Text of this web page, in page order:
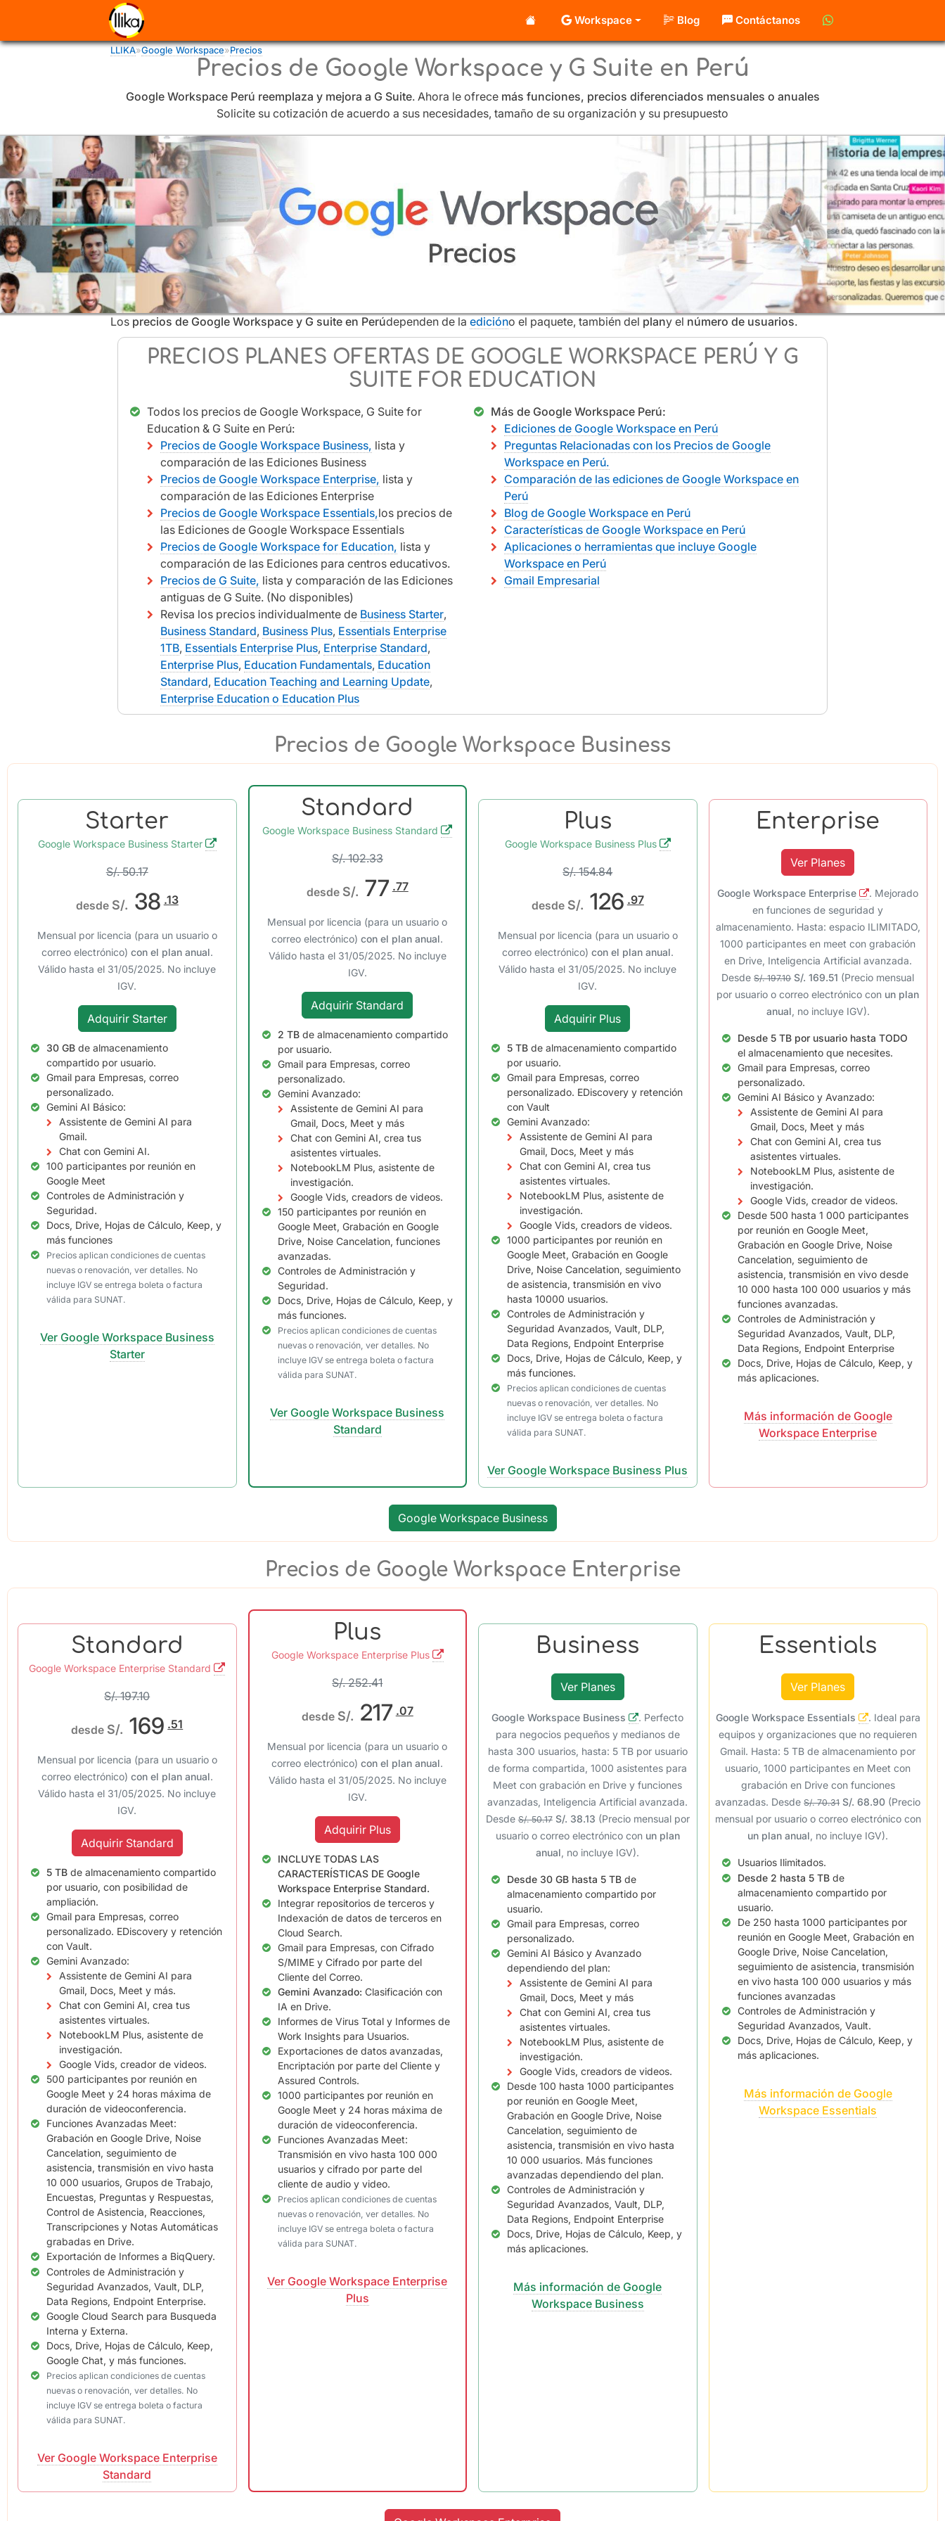
Pasar al contenido principal
Workspace Blog Contáctanos
Usted está aquí
LLIKA»Google Workspace»Precios
Precios de Google Workspace y G Suite en Perú
Google Workspace Perú reemplaza y mejora a G Suite. Ahora le ofrece más funciones, precios diferenciados mensuales o anuales
Solicite su cotización de acuerdo a sus necesidades, tamaño de su organización y su presupuesto
Los precios de Google Workspace y G suite en Perúdependen de la edicióno el paquete, también del plany el número de usuarios.
PRECIOS PLANES OFERTAS DE GOOGLE WORKSPACE PERÚ Y G
SUITE FOR EDUCATION
Todos los precios de Google Workspace, G Suite for
Education & G Suite en Perú:
Precios de Google Workspace Business, lista y
comparación de las Ediciones Business
Precios de Google Workspace Enterprise, lista y
comparación de las Ediciones Enterprise
Precios de Google Workspace Essentials,los precios de
las Ediciones de Google Workspace Essentials
Precios de Google Workspace for Education, lista y
comparación de las Ediciones para centros educativos.
Precios de G Suite, lista y comparación de las Ediciones
antiguas de G Suite. (No disponibles)
Revisa los precios individualmente de Business Starter,
Business Standard, Business Plus, Essentials Enterprise
1TB, Essentials Enterprise Plus, Enterprise Standard,
Enterprise Plus, Education Fundamentals, Education
Standard, Education Teaching and Learning Update,
Enterprise Education o Education Plus
Más de Google Workspace Perú:
Ediciones de Google Workspace en Perú
Preguntas Relacionadas con los Precios de Google
Workspace en Perú.
Comparación de las ediciones de Google Workspace en
Perú
Blog de Google Workspace en Perú
Características de Google Workspace en Perú
Aplicaciones o herramientas que incluye Google
Workspace en Perú
Gmail Empresarial
Precios de Google Workspace Business
Starter
Google Workspace Business Starter
S/. 50.17
desdeS/. 38 .13
Mensual por licencia (para un usuario o
correo electrónico) con el plan anual.
Válido hasta el 31/05/2025. No incluye
IGV.
Adquirir Starter
30 GB de almacenamiento
compartido por usuario.
Gmail para Empresas, correo
personalizado.
Gemini AI Básico:
Assistente de Gemini AI para
Gmail.
Chat con Gemini AI.
100 participantes por reunión en
Google Meet
Controles de Administración y
Seguridad.
Docs, Drive, Hojas de Cálculo, Keep, y
más funciones
Precios aplican condiciones de cuentas
nuevas o renovación, ver detalles. No
incluye IGV se entrega boleta o factura
válida para SUNAT.
Ver Google Workspace Business
Starter
Standard
Google Workspace Business Standard
S/. 102.33
desdeS/. 77 .77
Mensual por licencia (para un usuario o
correo electrónico)con el plan anual.
Válido hasta el 31/05/2025. No incluye
IGV.
Adquirir Standard
2 TBde almacenamiento compartido
por usuario.
Gmail para Empresas, correo
personalizado.
Gemini Avanzado:
Assistente de Gemini AI para
Gmail, Docs, Meet y más
Chat con Gemini AI, crea tus
asistentes virtuales.
NotebookLM Plus, asistente de
investigación.
Google Vids, creadors de videos.
150 participantes por reunión en
Google Meet, Grabación en Google
Drive, Noise Cancelation, funciones
avanzadas.
Controles de Administración y
Seguridad.
Docs, Drive, Hojas de Cálculo, Keep, y
más funciones.
Precios aplican condiciones de cuentas
nuevas o renovación, ver detalles. No
incluye IGV se entrega boleta o factura
válida para SUNAT.
Ver Google Workspace Business
Standard
Plus
Google Workspace Business Plus
S/. 154.84
desdeS/. 126 .97
Mensual por licencia (para un usuario o
correo electrónico) con el plan anual.
Válido hasta el 31/05/2025. No incluye
IGV.
Adquirir Plus
5 TB de almacenamiento compartido
por usuario.
Gmail para Empresas, correo
personalizado. EDiscovery y retención
con Vault
Gemini Avanzado:
Assistente de Gemini AI para
Gmail, Docs, Meet y más
Chat con Gemini AI, crea tus
asistentes virtuales.
NotebookLM Plus, asistente de
investigación.
Google Vids, creadors de videos.
1000 participantes por reunión en
Google Meet, Grabación en Google
Drive, Noise Cancelation, seguimiento
de asistencia, transmisión en vivo
hasta 10000 usuarios.
Controles de Administración y
Seguridad Avanzados, Vault, DLP,
Data Regions, Endpoint Enterprise
Docs, Drive, Hojas de Cálculo, Keep, y
más funciones.
Precios aplican condiciones de cuentas
nuevas o renovación, ver detalles. No
incluye IGV se entrega boleta o factura
válida para SUNAT.
Ver Google Workspace Business Plus
Enterprise
Ver Planes
Google Workspace Enterprise . Mejorado
en funciones de seguridad y
almacenamiento. Hasta: espacio ILIMITADO,
1000 participantes en meet con grabación
en Drive, Inteligencia Artificial avanzada.
Desde S/. 197.10 S/. 169.51 (Precio mensual
por usuario o correo electrónico con un plan
anual, no incluye IGV).
Desde 5 TB por usuario hasta TODO
el almacenamiento que necesites.
Gmail para Empresas, correo
personalizado.
Gemini AI Básico y Avanzado:
Assistente de Gemini AI para
Gmail, Docs, Meet y más
Chat con Gemini AI, crea tus
asistentes virtuales.
NotebookLM Plus, asistente de
investigación.
Google Vids, creador de videos.
Desde 500 hasta 1 000 participantes
por reunión en Google Meet,
Grabación en Google Drive, Noise
Cancelation, seguimiento de
asistencia, transmisión en vivo desde
10 000 hasta 100 000 usuarios y más
funciones avanzadas.
Controles de Administración y
Seguridad Avanzados, Vault, DLP,
Data Regions, Endpoint Enterprise
Docs, Drive, Hojas de Cálculo, Keep, y
más aplicaciones.
Más información de Google
Workspace Enterprise
Google Workspace Business
Precios de Google Workspace Enterprise
Standard
Google Workspace Enterprise Standard
S/. 197.10
desde S/. 169 .51
Mensual por licencia (para un usuario o
correo electrónico) con el plan anual.
Válido hasta el 31/05/2025. No incluye
IGV.
Adquirir Standard
5 TB de almacenamiento compartido
por usuario, con posibilidad de
ampliación.
Gmail para Empresas, correo
personalizado. EDiscovery y retención
con Vault.
Gemini Avanzado:
Assistente de Gemini AI para
Gmail, Docs, Meet y más.
Chat con Gemini AI, crea tus
asistentes virtuales.
NotebookLM Plus, asistente de
investigación.
Google Vids, creador de videos.
500 participantes por reunión en
Google Meet y 24 horas máxima de
duración de videoconferencia.
Funciones Avanzadas Meet:
Grabación en Google Drive, Noise
Cancelation, seguimiento de
asistencia, transmisión en vivo hasta
10 000 usuarios, Grupos de Trabajo,
Encuestas, Preguntas y Respuestas,
Control de Asistencia, Reacciones,
Transcripciones y Notas Automáticas
grabadas en Drive.
Exportación de Informes a BiqQuery.
Controles de Administración y
Seguridad Avanzados, Vault, DLP,
Data Regions, Endpoint Enterprise.
Google Cloud Search para Busqueda
Interna y Externa.
Docs, Drive, Hojas de Cálculo, Keep,
Google Chat, y más funciones.
Precios aplican condiciones de cuentas
nuevas o renovación, ver detalles. No
incluye IGV se entrega boleta o factura
válida para SUNAT.
Ver Google Workspace Enterprise
Standard
Plus
Google Workspace Enterprise Plus
S/. 252.41
desdeS/. 217 .07
Mensual por licencia (para un usuario o
correo electrónico)con el plan anual.
Válido hasta el 31/05/2025. No incluye
IGV.
Adquirir Plus
INCLUYE TODAS LAS
CARACTERÍSTICAS DE Google
Workspace Enterprise Standard.
Integrar repositorios de terceros y
Indexación de datos de terceros en
Cloud Search.
Gmail para Empresas, con Cifrado
S/MIME y Cifrado por parte del
Cliente del Correo.
Gemini Avanzado: Clasificación con
IA en Drive.
Informes de Virus Total y Informes de
Work Insights para Usuarios.
Exportaciones de datos avanzadas,
Encriptación por parte del Cliente y
Assured Controls.
1000 participantes por reunión en
Google Meet y 24 horas máxima de
duración de videoconferencia.
Funciones Avanzadas Meet:
Transmisión en vivo hasta 100 000
usuarios y cifrado por parte del
cliente de audio y video.
Precios aplican condiciones de cuentas
nuevas o renovación, ver detalles. No
incluye IGV se entrega boleta o factura
válida para SUNAT.
Ver Google Workspace Enterprise
Plus
Business
Ver Planes
Google Workspace Business . Perfecto
para negocios pequeños y medianos de
hasta 300 usuarios, hasta: 5 TB por usuario
de forma compartida, 1000 asistentes para
Meet con grabación en Drive y funciones
avanzadas, Inteligencia Artificial avanzada.
Desde S/. 50.17 S/. 38.13 (Precio mensual por
usuario o correo electrónico con un plan
anual, no incluye IGV).
Desde 30 GB hasta 5 TB de
almacenamiento compartido por
usuario.
Gmail para Empresas, correo
personalizado.
Gemini AI Básico y Avanzado
dependiendo del plan:
Assistente de Gemini AI para
Gmail, Docs, Meet y más
Chat con Gemini AI, crea tus
asistentes virtuales.
NotebookLM Plus, asistente de
investigación.
Google Vids, creadors de videos.
Desde 100 hasta 1000 participantes
por reunión en Google Meet,
Grabación en Google Drive, Noise
Cancelation, seguimiento de
asistencia, transmisión en vivo hasta
10 000 usuarios. Más funciones
avanzadas dependiendo del plan.
Controles de Administración y
Seguridad Avanzados, Vault, DLP,
Data Regions, Endpoint Enterprise
Docs, Drive, Hojas de Cálculo, Keep, y
más aplicaciones.
Más información de Google
Workspace Business
Essentials
Ver Planes
Google Workspace Essentials . Ideal para
equipos y organizaciones que no requieren
Gmail. Hasta: 5 TB de almacenamiento por
usuario, 1000 participantes en Meet con
grabación en Drive con funciones
avanzadas. Desde S/. 70.31 S/. 68.90 (Precio
mensual por usuario o correo electrónico con
un plan anual, no incluye IGV).
Usuarios Ilimitados.
Desde 2 hasta 5 TBde
almacenamiento compartido por
usuario.
De 250 hasta 1000 participantes por
reunión en Google Meet, Grabación en
Google Drive, Noise Cancelation,
seguimiento de asistencia, transmisión
en vivo hasta 100 000 usuarios y más
funciones avanzadas
Controles de Administración y
Seguridad Avanzados, Vault.
Docs, Drive, Hojas de Cálculo, Keep, y
más aplicaciones.
Más información de Google
Workspace Essentials